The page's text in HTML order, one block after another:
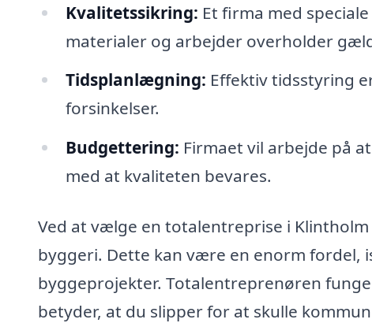
Kvalitetssikring: Et firma med
materialer og arbejder overholder
Tidsplanlægning: Effektiv tidsstyring
forsinkelser.
Budgettering: Firmaet vil arbejde på
med at kvaliteten bevares.
Ved at vælge en totalentreprise i
byggeri. Dette kan være en enorm fordel,
byggeprojekter. Totalentreprenøren
betyder, at du slipper for at skulle